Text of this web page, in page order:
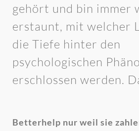
gehört und bin immer
erstaunt, mit welcher
die Tiefe hinter den
psychologischen
erschlossen werden.
Betterhelp nur weil sie